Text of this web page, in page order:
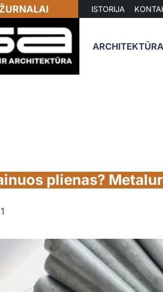
ISTORIJA
ARCHITEKTŪRA
plienas?